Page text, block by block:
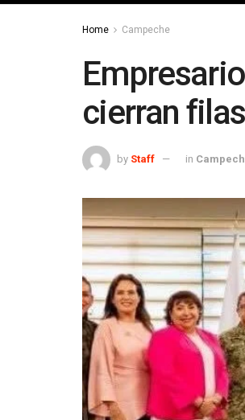
Home Campeche
cierran
by Staff in